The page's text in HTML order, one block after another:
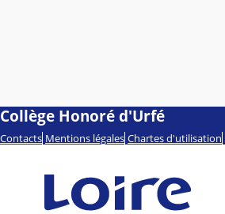
Collège Honoré d'Urfé
Contacts Mentions légales Chartes d'utilisation